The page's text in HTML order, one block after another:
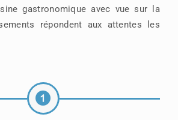
gastronomique avec vue sur la
répondent aux attentes les